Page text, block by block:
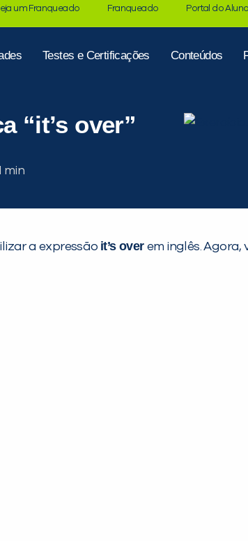
um Franqueado Franqueado Portal do Aluno
Testes e Certificações Conteúdos
“it’s over”
a expressão it’s over em inglês. Agora,